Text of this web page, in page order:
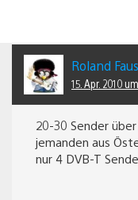
Roland
15. Apr. 2010
20-30 Sender
jemanden aus
nur 4 DVB-T